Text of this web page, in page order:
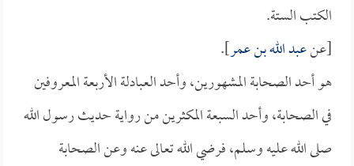
الكتب الستة.
[عنعبد الله بن عمر].
هو أحد الصحابة المشهورين، وأحد العبادلة الأربعة المعروفين
في الصحابة، وأحد السبعة المكثرين من رواية حديث رسول الله
صلى الله عليه وسلم، فرضي الله تعالى عنه وعن الصحابة